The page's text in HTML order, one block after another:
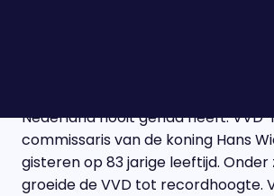
Nederland nooit gehad heeft.
commissaris van de koning Hans
gisteren op 83 jarige leeftijd. Onder
groeide de VVD tot recordhoogte.